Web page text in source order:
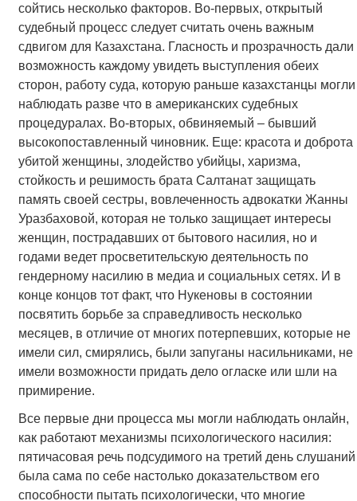
сойтись несколько факторов. Во-первых, открытый
судебный процесс следует считать очень важным
сдвигом для Казахстана. Гласность и прозрачность дали
возможность каждому увидеть выступления обеих
сторон, работу суда, которую раньше казахстанцы могли
наблюдать разве что в американских судебных
процедуралах. Во-вторых, обвиняемый – бывший
высокопоставленный чиновник. Еще: красота и доброта
убитой женщины, злодейство убийцы, харизма,
стойкость и решимость брата Салтанат защищать
память своей сестры, вовлеченность адвокатки Жанны
Уразбаховой, которая не только защищает интересы
женщин, пострадавших от бытового насилия, но и
годами ведет просветительскую деятельность по
гендерному насилию в медиа и социальных сетях. И в
конце концов тот факт, что Нукеновы в состоянии
посвятить борьбе за справедливость несколько
месяцев, в отличие от многих потерпевших, которые не
имели сил, смирялись, были запуганы насильниками, не
имели возможности придать дело огласке или шли на
примирение.
Все первые дни процесса мы могли наблюдать онлайн,
как работают механизмы психологического насилия:
пятичасовая речь подсудимого на третий день слушаний
была сама по себе настолько доказательством его
способности пытать психологически, что многие